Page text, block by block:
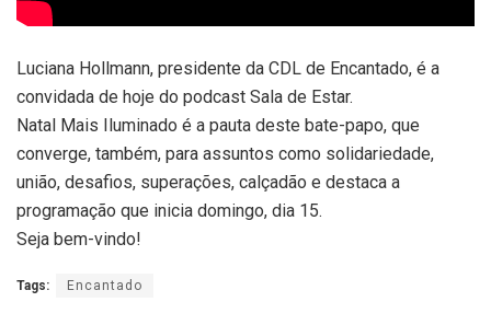
Luciana Hollmann, presidente da CDL de Encantado, é a
convidada de hoje do podcast Sala de Estar.
Natal Mais Iluminado é a pauta deste bate-papo, que
converge, também, para assuntos como solidariedade,
união, desafios, superações, calçadão e destaca a
programação que inicia domingo, dia 15.
Seja bem-vindo!
Tags: Encantado